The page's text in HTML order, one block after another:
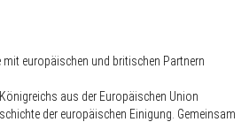
europäischen und britischen Partnern
aus der Europäischen Union
der europäischen Einigung. Gemeinsam